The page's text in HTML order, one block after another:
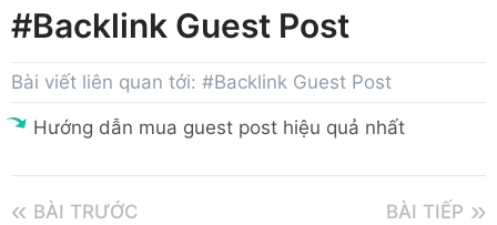
#Backlink Guest Post
Bài viết liên quan tới: #Backlink Guest Post
Hướng dẫn mua guest post hiệu quả nhất
BÀI TRƯỚC BÀI TIẾP